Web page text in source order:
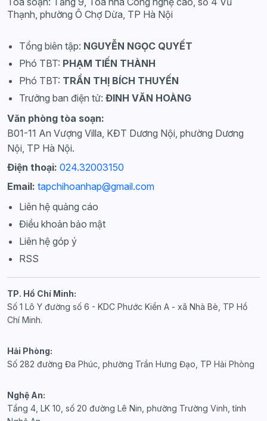
Thạnh, phường Ô Chợ Dừa, TP Hà Nội
Tổng biên tập: NGUYỄN NGỌC QUYẾT
Phó TBT: PHẠM TIẾN THÀNH
Phó TBT: TRẦN THỊ BÍCH THUYẾN
Trưởng ban điện tử: ĐINH VĂN HOÀNG
Văn phòng tòa soạn:
B01-11 An Vượng Villa, KĐT Dương Nội, phường Dương
Nội, TP Hà Nội.
Điện thoại: 024.32003150
Email: tapchihoanhap@gmail.com
Liên hệ quảng cáo
Điều khoản bảo mật
Liên hệ góp ý
RSS
TP. Hồ Chí Minh:
Số 1 Lô Y đường số 6 - KDC Phước Kiển A - xã Nhà Bè, TP Hồ
Chí Minh.
Hải Phòng:
Số 282 đường Đa Phúc, phường Trần Hưng Đạo, TP Hải Phòng
Nghệ An:
Tầng 4, LK 10, số 20 đường Lê Nin, phường Trường Vinh, tỉnh